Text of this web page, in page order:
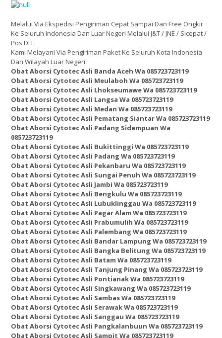
Melalui Via Ekspedisi Pengiriman Cepat Sampai Dan Free Ongkir
Ke Seluruh Indonesia Dan Luar Negeri Melalui J&T / JNE / Sicepat /
Pos DLL.
Kami Melayani Via Pengiriman Paket Ke Seluruh Kota Indonesia
Dan Wilayah Luar Negeri
Obat Aborsi Cytotec Asli Banda Aceh Wa 085723723119
Obat Aborsi Cytotec Asli Meulaboh Wa 085723723119
Obat Aborsi Cytotec Asli Lhokseumawe Wa 085723723119
Obat Aborsi Cytotec Asli Langsa Wa 085723723119
Obat Aborsi Cytotec Asli Medan Wa 085723723119
Obat Aborsi Cytotec Asli Pematang Siantar Wa 085723723119
Obat Aborsi Cytotec Asli Padang Sidempuan Wa
085723723119
Obat Aborsi Cytotec Asli Bukittinggi Wa 085723723119
Obat Aborsi Cytotec Asli Padang Wa 085723723119
Obat Aborsi Cytotec Asli Pekanbaru Wa 085723723119
Obat Aborsi Cytotec Asli Sungai Penuh Wa 085723723119
Obat Aborsi Cytotec Asli Jambi Wa 085723723119
Obat Aborsi Cytotec Asli Bengkulu Wa 085723723119
Obat Aborsi Cytotec Asli Lubuklinggau Wa 085723723119
Obat Aborsi Cytotec Asli Pagar Alam Wa 085723723119
Obat Aborsi Cytotec Asli Prabumulih Wa 085723723119
Obat Aborsi Cytotec Asli Palembang Wa 085723723119
Obat Aborsi Cytotec Asli Bandar Lampung Wa 085723723119
Obat Aborsi Cytotec Asli Bangka Belitung Wa 085723723119
Obat Aborsi Cytotec Asli Batam Wa 085723723119
Obat Aborsi Cytotec Asli Tanjung Pinang Wa 085723723119
Obat Aborsi Cytotec Asli Pontianak Wa 085723723119
Obat Aborsi Cytotec Asli Singkawang Wa 085723723119
Obat Aborsi Cytotec Asli Sambas Wa 085723723119
Obat Aborsi Cytotec Asli Serawak Wa 085723723119
Obat Aborsi Cytotec Asli Sanggau Wa 085723723119
Obat Aborsi Cytotec Asli Pangkalanbuun Wa 085723723119
Obat Aborsi Cytotec Asli Sampit Wa 085723723119